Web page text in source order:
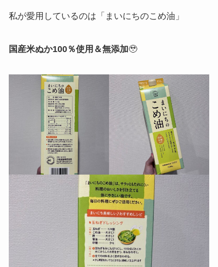
私が愛用しているのは「まいにちのこめ油」
国産米ぬか100％使用＆無添加🥹